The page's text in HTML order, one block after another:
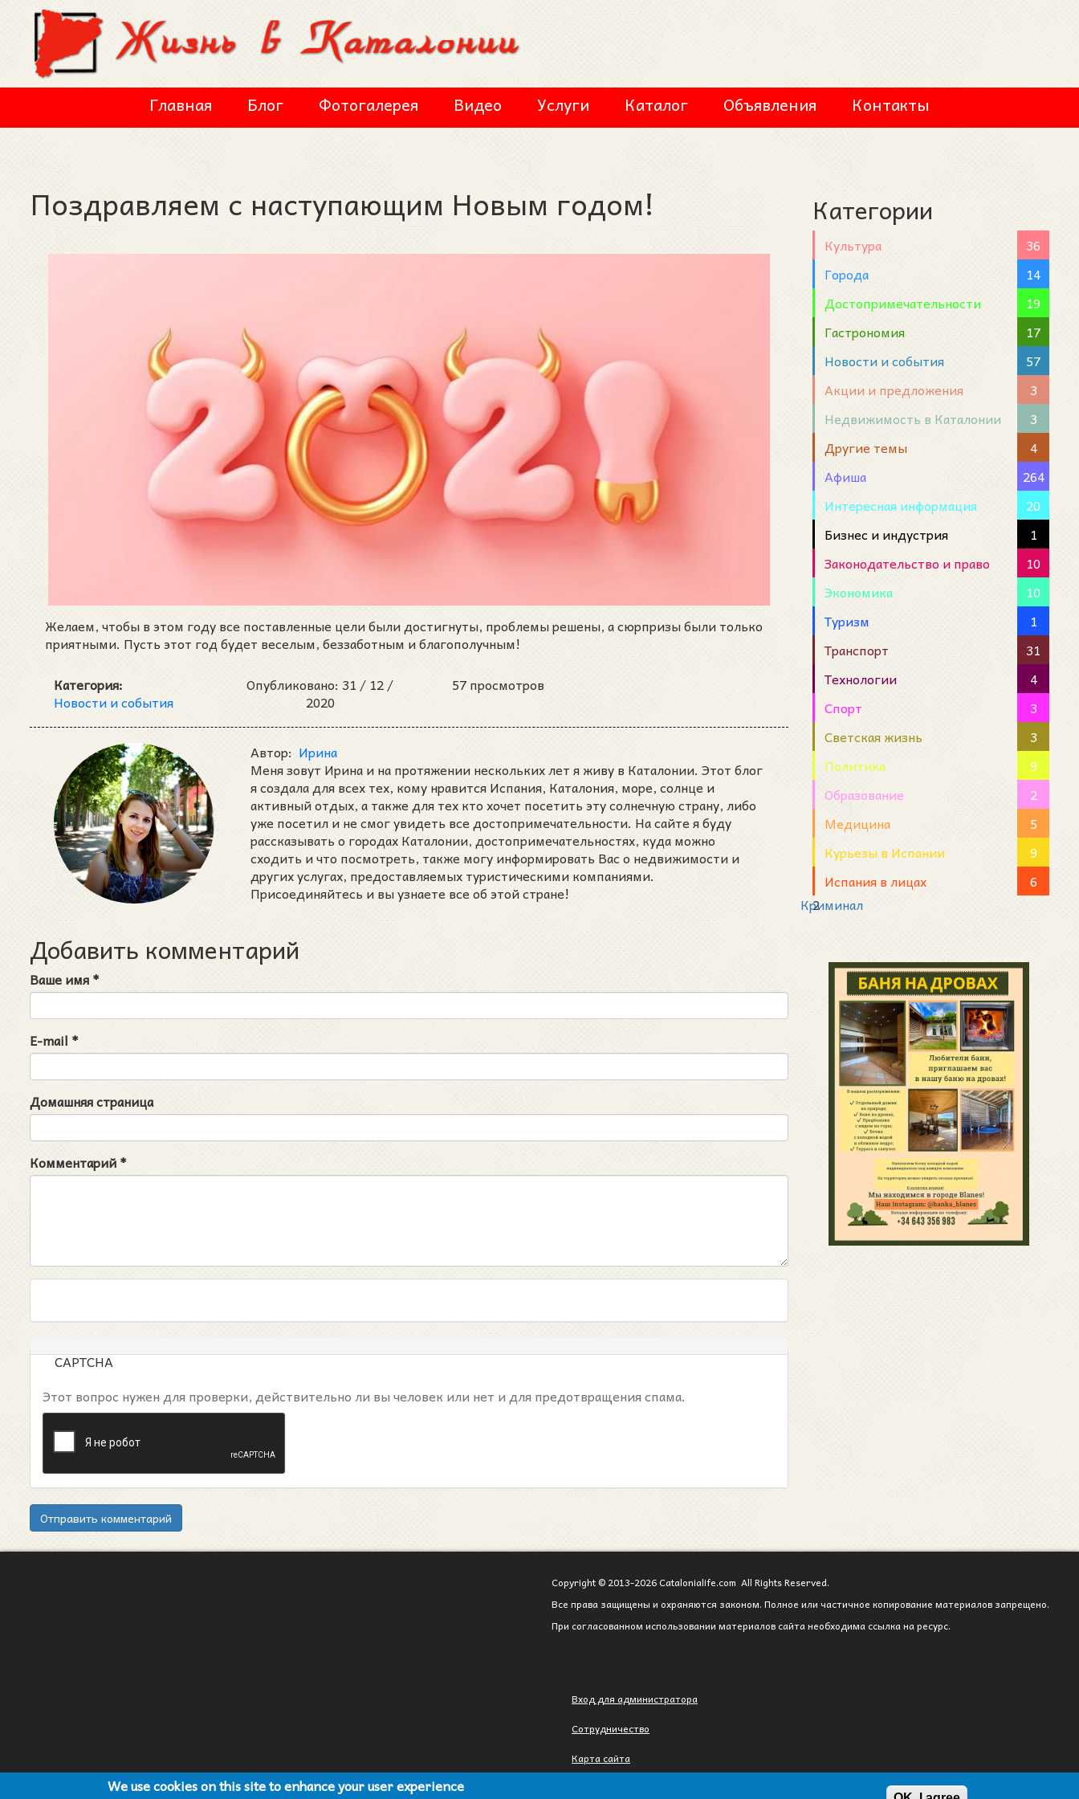
Перейти к основному содержанию
Главная Блог Фотогалерея Видео Услуги Каталог Объявления Контакты
Поздравляем с наступающим Новым годом!
Желаем, чтобы в этом году все поставленные цели были достигнуты, проблемы решены, а сюрпризы были только
приятными. Пусть этот год будет веселым, беззаботным и благополучным!
Категория:
Новости и события
Опубликовано: 31 / 12 /
2020
57 просмотров
Автор: Ирина
Меня зовут Ирина и на протяжении нескольких лет я живу в Каталонии. Этот блог
я создала для всех тех, кому нравится Испания, Каталония, море, солнце и
активный отдых, а также для тех кто хочет посетить эту солнечную страну, либо
уже посетил и не смог увидеть все достопримечательности. На сайте я буду
рассказывать о городах Каталонии, достопримечательностях, куда можно
сходить и что посмотреть, также могу информировать Вас о недвижимости и
других услугах, предоставляемых туристическими компаниями.
Присоединяйтесь и вы узнаете все об этой стране!
Добавить комментарий
Ваше имя*
E-mail *
Домашняя страница
Комментарий*
CAPTCHA
Этот вопрос нужен для проверки, действительно ли вы человек или нет и для предотвращения спама.
Отправить комментарий
Категории
Культура
36
Города
14
Достопримечательности
19
Гастрономия
17
Новости и события
57
Акции и предложения
3
Недвижимость в Каталонии
3
Другие темы
4
Афиша
264
Интересная информация
20
Бизнес и индустрия
1
Законодательство и право
10
Экономика
10
Туризм
1
Транспорт
31
Технологии
4
Спорт
3
Светская жизнь
3
Политика
9
Образование
2
Медицина
5
Курьезы в Испании
9
Испания в лицах
6
Криминал
2
Copyright © 2013-2026 Catalonialife.com All Rights Reserved.
Все права защищены и охраняются законом. Полное или частичное копирование материалов запрещено.
При согласованном использовании материалов сайта необходима ссылка на ресурс.
Вход для администратора
Сотрудничество
Карта сайта
We use cookies on this site to enhance your user experience